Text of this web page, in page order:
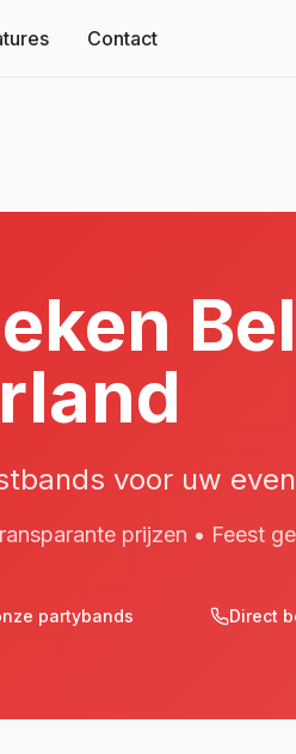
Contact
voor uw
prijzen • Feest
partybands Direct